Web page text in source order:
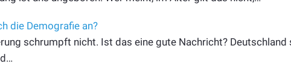
die Demografie an?
schrumpft nicht. Ist das eine gute Nachricht?